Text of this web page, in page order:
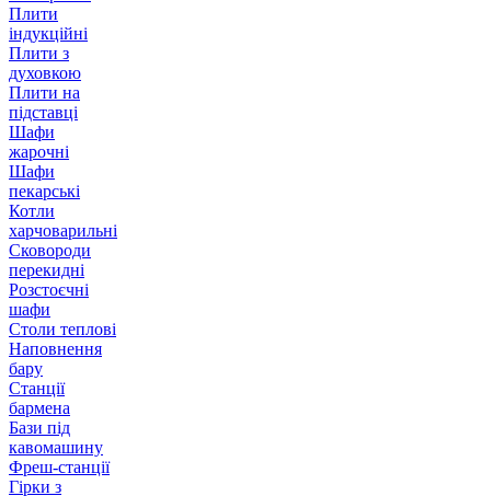
Плити
індукційні
Плити з
духовкою
Плити на
підставці
Шафи
жарочні
Шафи
пекарські
Котли
харчоварильні
Сковороди
перекидні
Розстоєчні
шафи
Столи теплові
Наповнення
бару
Станції
бармена
Бази під
кавомашину
Фреш-станції
Гірки з